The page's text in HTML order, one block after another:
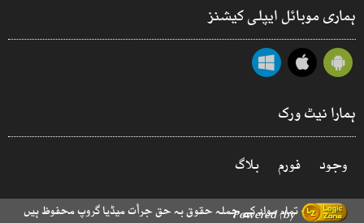
ہماری موبائل ایپلی کیشنز
ہمارا نیٹ ورک
وجود فورم بلاگ
Powered by © 2026 - تمام مواد کے جملہ حقوق بہ حق جرأت میڈیا گروپ محفوظ ہیں